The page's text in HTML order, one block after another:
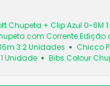
Chupeta + Clip Azul 0-6M
com Corrente Edição
3 2 Unidades
Chicco
Unidade
Bibs Colour